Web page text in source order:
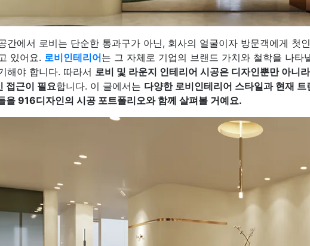
간에서 로비는 단순한 통과구가 아닌, 회사의 얼굴이자 방문객에게 첫
있어요. 로비인테리어는 그 자체로 기업의 브랜드 가치와 철학을 나타
해야 합니다. 따라서 로비 및 라운지 인테리어 시공은 디자인뿐만 아니
접근이 필요합니다. 이 글에서는 다양한 로비인테리어 스타일과 현재
을 916디자인의 시공 포트폴리오와 함께 살펴볼 거예요.